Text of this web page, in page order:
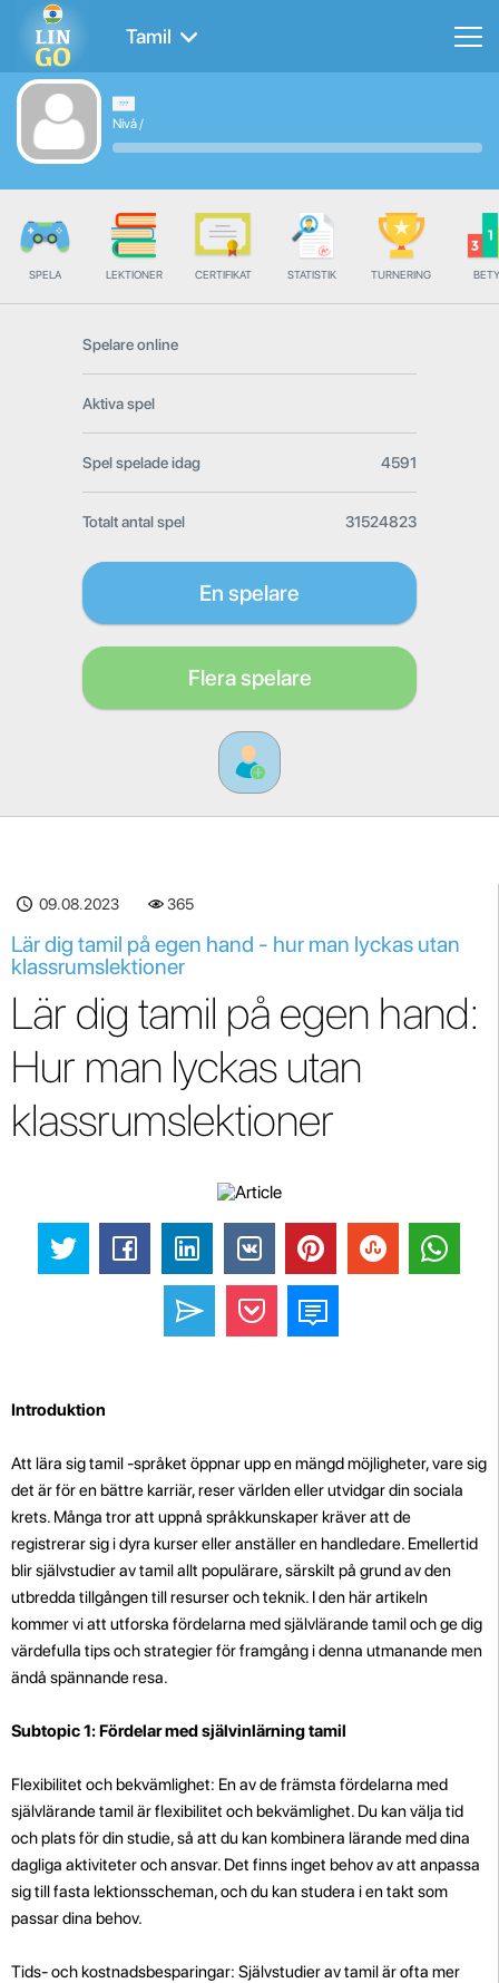
Tamil
Nivå/
SPELA LEKTIONER CERTIFIKAT STATISTIK TURNERING
Spelare online
Aktiva spel
Spel spelade idag 4591
Totalt antal spel 31524823
En spelare
Flera spelare
09.08.2023 365
Lär dig tamil på egen hand - hur man lyckas utan
klassrumslektioner
Lär dig tamil på egen hand:
Hur man lyckas utan
klassrumslektioner
Introduktion
Att lära sig tamil -språket öppnar upp en mängd möjligheter, vare sig
det är för en bättre karriär, reser världen eller utvidgar din sociala
krets. Många tror att uppnå språkkunskaper kräver att de
registrerar sig i dyra kurser eller anställer en handledare. Emellertid
blir självstudier av tamil allt populärare, särskilt på grund av den
utbredda tillgången till resurser och teknik. I den här artikeln
kommer vi att utforska fördelarna med självlärande tamil och ge dig
värdefulla tips och strategier för framgång i denna utmanande men
ändå spännande resa.
Subtopic 1: Fördelar med självinlärning tamil
Flexibilitet och bekvämlighet: En av de främsta fördelarna med
självlärande tamil är flexibilitet och bekvämlighet. Du kan välja tid
och plats för din studie, så att du kan kombinera lärande med dina
dagliga aktiviteter och ansvar. Det finns inget behov av att anpassa
sig till fasta lektionsscheman, och du kan studera i en takt som
passar dina behov.
Tids- och kostnadsbesparingar: Självstudier av tamil är ofta mer